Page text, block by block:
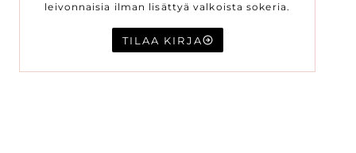
leivonnaisia ilman lisättyä valkoista sokeria.
TILAA KIRJA